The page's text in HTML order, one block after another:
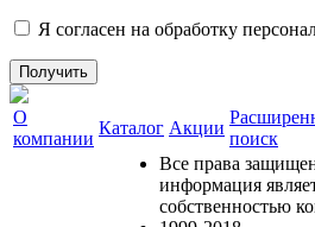
Я согласен на обработку
О
компании
Каталог Акции
поиск
Все права
информация
собственностью